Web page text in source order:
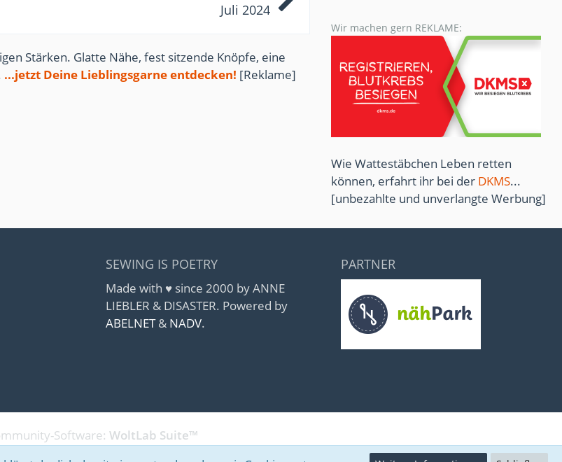
Juli 2024
Stärken. Glatte Nähe, fest sitzende Knöpfe, eine
...jetzt Deine Lieblingsgarne entdecken! [Reklame]
Wir machen gern REKLAME:
Wie Wattestäbchen Leben retten
können, erfahrt ihr bei der DKMS...
[unbezahlte und unverlangte Werbung]
SEWING IS POETRY
Made with ♥ since 2000 by ANNE
LIEBLER & DISASTER. Powered by
ABELNET& NADV.
PARTNER
Software: WoltLab Suite™